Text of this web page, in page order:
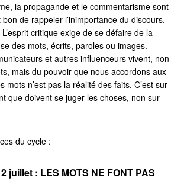
la propagande et le commentarisme sont
de rappeler l’inimportance du discours,
critique exige de se défaire de la
des mots, écrits, paroles ou images.
et autres influenceurs vivent, non
mais du pouvoir que nous accordons aux
mots n’est pas la réalité des faits. C’est sur
que doivent se juger les choses, non sur
du cycle :
juillet : LES MOTS NE FONT PAS